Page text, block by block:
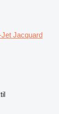
Jet Jacquard